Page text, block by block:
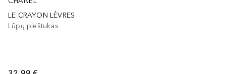
LE CRAYON LÈVRES
Lūpų pieštukas